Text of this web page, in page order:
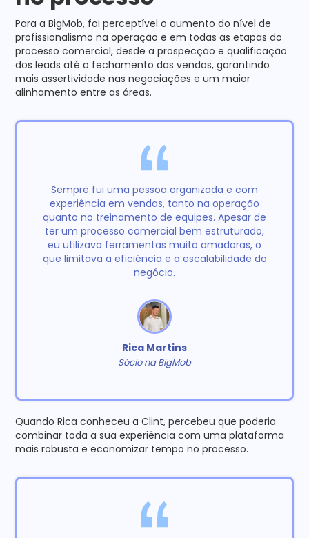
Para a BigMob, foi perceptível o aumento do nível de
profissionalismo na operação e em todas as etapas do
processo comercial, desde a prospecção e qualificação
dos leads até o fechamento das vendas, garantindo
mais assertividade nas negociações e um maior
alinhamento entre as áreas.
Sempre fui uma pessoa organizada e com
experiência em vendas, tanto na operação
quanto no treinamento de equipes. Apesar de
ter um processo comercial bem estruturado,
eu utilizava ferramentas muito amadoras, o
que limitava a eficiência e a escalabilidade do
negócio.
Rica Martins
Sócio na BigMob
Quando Rica conheceu a Clint, percebeu que poderia
combinar toda a sua experiência com uma plataforma
mais robusta e economizar tempo no processo.